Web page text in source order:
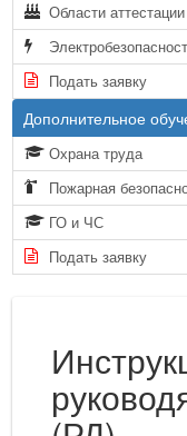
Области аттестации
Подать заявку
Дополнительное
Охрана труда
Пожарная
ГО и ЧС
Подать заявку